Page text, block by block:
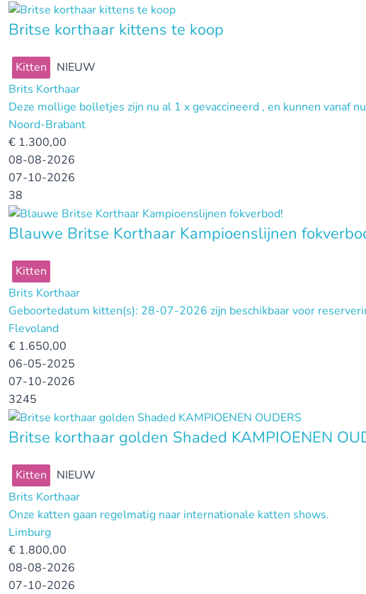
Britse korthaar kittens te koop
Kitten
NIEUW
Brits Korthaar
Deze mollige bolletjes zijn nu al 1 x gevaccineerd , en kunnen vanaf
Noord-Brabant
€ 1.300,00
08-08-2026
07-10-2026
38
Blauwe Britse Korthaar Kampioenslijnen
Kitten
Brits Korthaar
Geboortedatum kitten(s): 28-07-2026 zijn beschikbaar voor
Flevoland
€ 1.650,00
06-05-2025
07-10-2026
3245
Britse korthaar golden Shaded KAMPIOENEN
Kitten
NIEUW
Brits Korthaar
Onze katten gaan regelmatig naar internationale katten shows.
Limburg
€ 1.800,00
08-08-2026
07-10-2026